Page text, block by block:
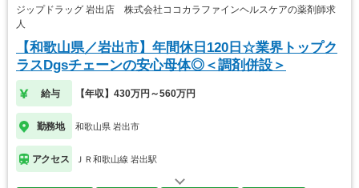
ジップドラッグ 岩出店 株式会社ココカラファインヘルスケアの薬剤師求
人
【和歌山県／岩出市】年間休日120日☆業界トップク
ラスDgsチェーンの安心母体◎＜調剤併設＞
給与 【年収】430万円～560万円
勤務地 和歌山県 岩出市
アクセス ＪＲ和歌山線 岩出駅